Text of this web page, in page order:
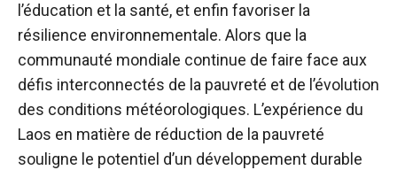
l’éducation et la santé, et enfin favoriser la
résilience environnementale. Alors que la
communauté mondiale continue de faire face aux
défis interconnectés de la pauvreté et de l’évolution
des conditions météorologiques. L’expérience du
Laos en matière de réduction de la pauvreté
souligne le potentiel d’un développement durable